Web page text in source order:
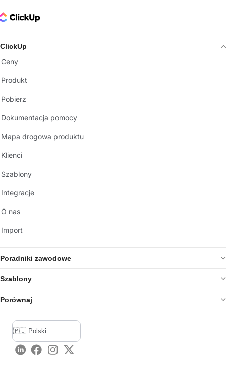
Logo
ClickUp
Ceny
Produkt
Pobierz
Dokumentacja pomocy
Mapa drogowa produktu
Klienci
Szablony
Integracje
O nas
Import
Poradniki zawodowe
Szablony
Porównaj
LinkedInFacebook
Instagram
Twitter